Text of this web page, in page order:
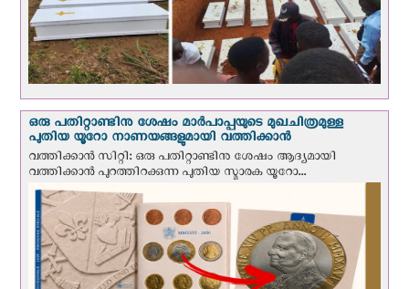
ഒരു പതിറ്റാണ്ടിനു ശേഷം മാർപാപ്പയുടെ മുഖചിത്രമുള്ള
പുതിയ യൂറോ നാണയങ്ങളുമായി വത്തിക്കാന്‍
വത്തിക്കാന്‍ സിറ്റി: ഒരു പതിറ്റാണ്ടിനു ശേഷം ആദ്യമായി
വത്തിക്കാൻ പുറത്തിറക്കുന്ന പുതിയ സ്മാരക യൂറോ...